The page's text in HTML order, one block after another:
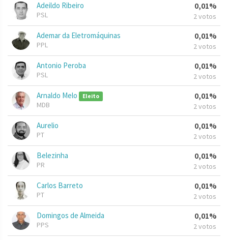
Adeildo Ribeiro
PSL
0,01%
2 votos
Ademar da Eletromáquinas
PPL
0,01%
2 votos
Antonio Peroba
PSL
0,01%
2 votos
Arnaldo Melo Eleito
MDB
0,01%
2 votos
Aurelio
PT
0,01%
2 votos
Belezinha
PR
0,01%
2 votos
Carlos Barreto
PT
0,01%
2 votos
Domingos de Almeida
PPS
0,01%
2 votos